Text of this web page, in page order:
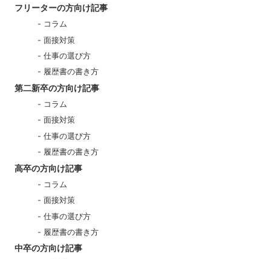
フリーターの方向け記事
コラム
面接対策
仕事の選び方
履歴書の書き方
第二新卒の方向け記事
コラム
面接対策
仕事の選び方
履歴書の書き方
高卒の方向け記事
コラム
面接対策
仕事の選び方
履歴書の書き方
中卒の方向け記事